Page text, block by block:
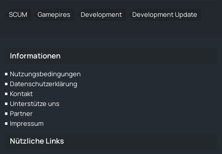
SCUM Gamepires Development Development Update
Informationen
Nutzungsbedingungen
Datenschutzerklärung
Kontakt
Unterstütze uns
Partner
Impressum
Nützliche Links